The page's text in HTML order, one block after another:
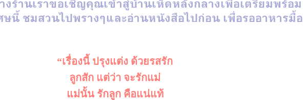
งร้านเราขอเชิญคุณเข้าสู่บ้านเห็ดหลังกลางเพื่อเตรียมพร้อม
ษนี้ ชมสวนไปพรางๆและอ่านหนังสือไปก่อน เพื่อรออาหารมื้อ
“เรื่องนี้ ปรุงแต่ง ด้วยรสรัก
ลูกสัก แต่ว่า จะรักแม่
แม่นั้น รักลูก คือแน่แท้